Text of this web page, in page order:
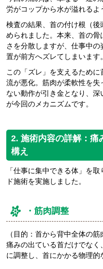
労がコップから水が溢れるよ
検査の結果、首の付け根（
められました。本来、首の
さを分散しますが、仕事中
置が前方へズレてしまいます。
この「ズレ」を支えるため
流が悪化。筋肉が柔軟性を
ない動作が引き金となり、
が今回のメカニズムです。
2. 施術内容の詳解：痛
構え
「仕事に集中できる体」を
ド施術を実施しました。
・筋肉調整
（目的：首から背中全体の筋
痛みの出ている首だけでな
に調整し、首にかかる物理的